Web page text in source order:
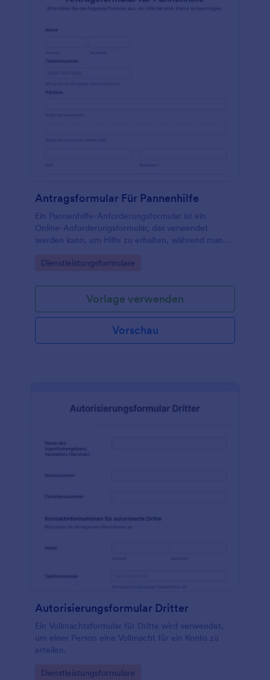
Antragsformular Für Pannenhilfe
Ein Pannenhilfe-Anforderungsformular ist ein
Online-Anforderungsformular, das verwendet
werden kann, um Hilfe zu erhalten, während man
Go to Category:
Dienstleistungsformulare
Vorlage verwenden
Vorschau
Autorisierungsformular Dritter
Ein Vollmachtsformular für Dritte wird verwendet,
um einer Person eine Vollmacht für ein Konto zu
erteilen.
Go to Category:
Dienstleistungsformulare